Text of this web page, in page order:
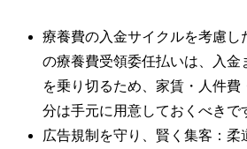
療養費の入金サイクルを考慮し
の療養費受領委任払いは、入金
を乗り切るため、家賃・人件費
分は手元に用意しておくべきで
広告規制を守り、賢く集客：